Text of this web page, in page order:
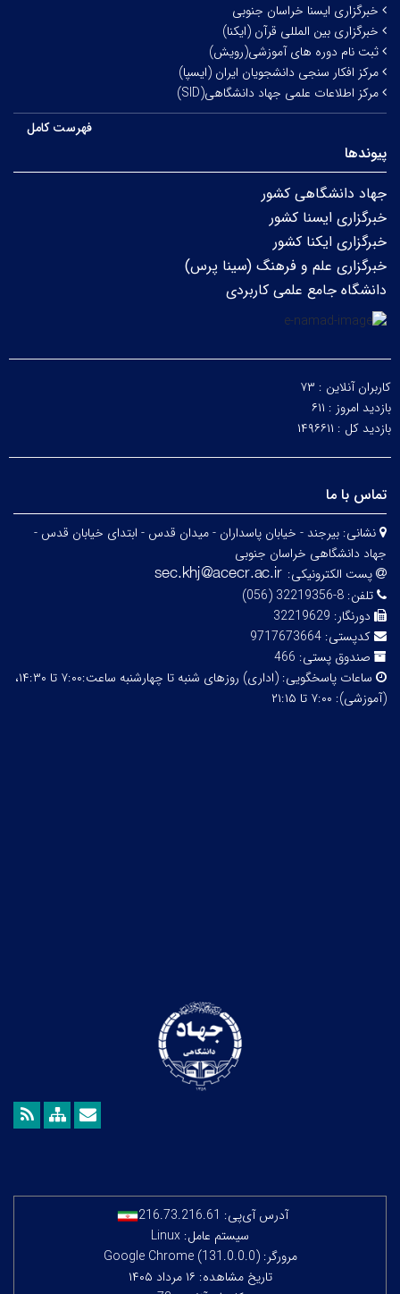
خبرگزاری ایسنا خراسان جنوبی
خبرگزاری بین المللی قرآن (ایکنا)
ثبت نام دوره های آموزشی(رویش)
مرکز افکار سنجی دانشجویان ایران (ایسپا)
مرکز اطلاعات علمی جهاد دانشگاهی(SID)
فهرست کامل
پیوندها
جهاد دانشگاهی کشور
خبرگزاری ایسنا کشور
خبرگزاری ایکنا کشور
خبرگزاری علم و فرهنگ (سینا پرس)
دانشگاه جامع علمی کاربردی
کاربران آنلاین : ۷۳
بازدید امروز : ۶۱۱
بازدید کل : ۱۴۹۶۶۱۱
تماس با ما
نشانی: بیرجند - خیابان پاسداران - میدان قدس - ابتدای خیابان قدس -
جهاد دانشگاهی خراسان جنوبی
پست الکترونیکی:
تلفن: 8-32219356 (056)
دورنگار: 32219629
کدپستی: 9717673664
صندوق پستی: 466
ساعات پاسخگویی:
(اداری) روزهای شنبه تا چهارشنبه ساعت:۷:۰۰ تا ۱۴:۳۰،
(آموزشی): ۷:۰۰ تا ۲۱:۱۵
آدرس آی‌پی: 216.73.216.61
سیستم عامل: Linux
مرورگر: Google Chrome (131.0.0.0)
تاریخ مشاهده: ۱۶ مرداد ۱۴۰۵